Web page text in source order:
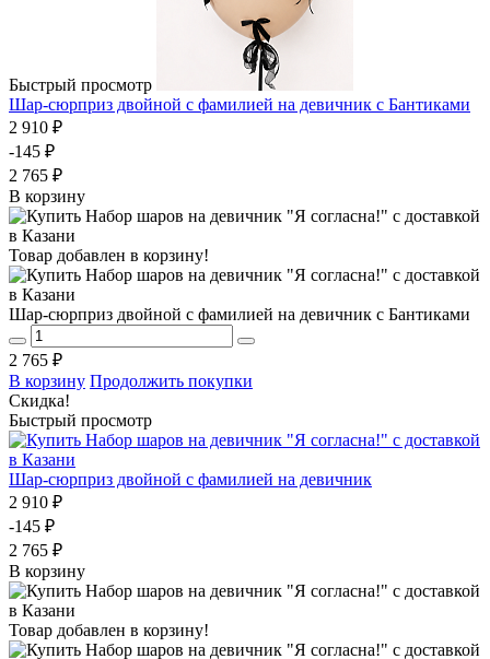
Быстрый просмотр
Шар-сюрприз двойной с фамилией на девичник с Бантиками
2 910 ₽
-145 ₽
2 765 ₽
В корзину
Товар добавлен в корзину!
Шар-сюрприз двойной с фамилией на девичник с Бантиками
2 765 ₽
В корзину Продолжить покупки
Скидка!
Быстрый просмотр
Шар-сюрприз двойной с фамилией на девичник
2 910 ₽
-145 ₽
2 765 ₽
В корзину
Товар добавлен в корзину!